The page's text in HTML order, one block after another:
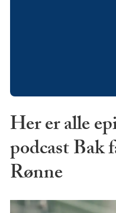
Her er alle
podcast Bak
Rønne